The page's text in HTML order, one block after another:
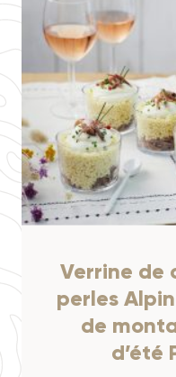
Verrine de
perles
de
d’été